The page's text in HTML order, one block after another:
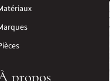
propos